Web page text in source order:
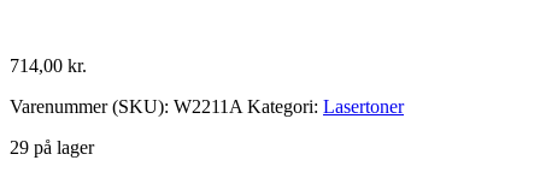
714,00 kr.
Varenummer (SKU): W2211A Kategori: Lasertoner
29 på lager